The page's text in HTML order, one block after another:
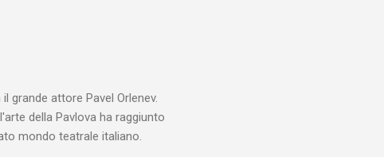
grande attore Pavel Orlenev.
della Pavlova ha raggiunto
mondo teatrale italiano.